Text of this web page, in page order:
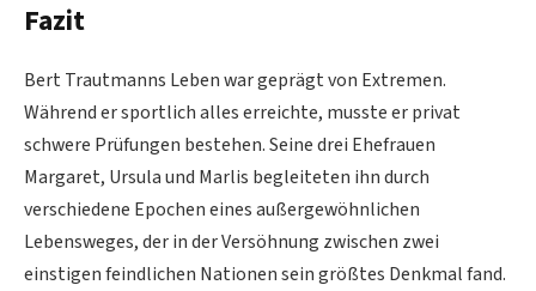
Fazit
Bert Trautmanns Leben war geprägt von Extremen.
Während er sportlich alles erreichte, musste er privat
schwere Prüfungen bestehen. Seine drei Ehefrauen
Margaret, Ursula und Marlis begleiteten ihn durch
verschiedene Epochen eines außergewöhnlichen
Lebensweges, der in der Versöhnung zwischen zwei
einstigen feindlichen Nationen sein größtes Denkmal fand.